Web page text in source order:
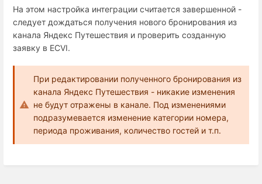
На этом настройка интеграции считается завершенной -
следует дождаться получения нового бронирования из
канала Яндекс Путешествия и проверить созданную
заявку в ECVI.
При редактировании полученного бронирования из
канала Яндекс Путешествия - никакие изменения
не будут отражены в канале. Под изменениями
подразумевается изменение категории номера,
периода проживания, количество гостей и т.п.